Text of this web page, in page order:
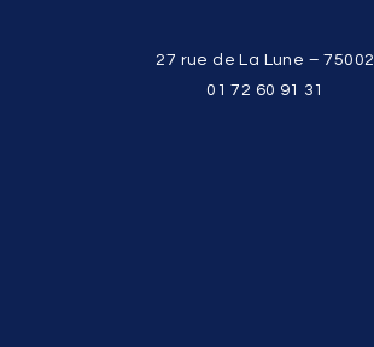
27 rue de La Lune – 75002
01 72 60 91 31